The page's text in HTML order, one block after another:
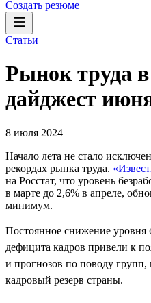
Создать резюме
Статьи
Рынок труда
дайджест
8 июля 2024
Начало лета не стало
рекордах рынка труда.
на Росстат, что уровень
в марте до 2,6% в апреле,
минимум.
Постоянное снижение уровня
дефицита кадров привели к
и прогнозов по поводу
кадровый резерв страны.